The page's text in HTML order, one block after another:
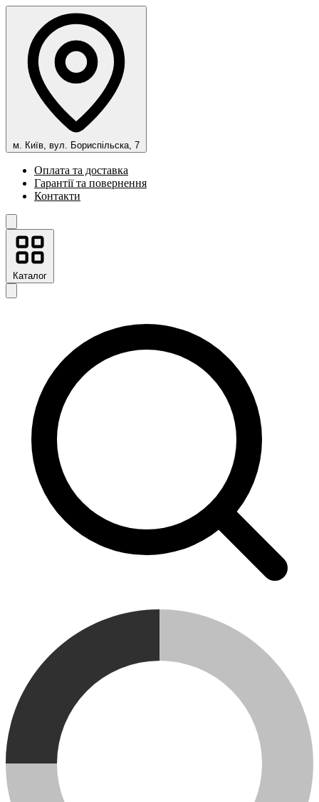
м. Київ, вул. Бориспільска, 7
Оплата та доставка
Гарантії та повернення
Контакти
Каталог